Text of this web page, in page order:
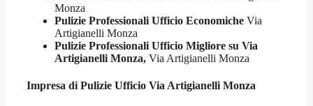
Monza
Pulizie Professionali Ufficio Economiche Via
Artigianelli Monza
Pulizie Professionali Ufficio Migliore su Via
Artigianelli Monza, Via Artigianelli Monza
Impresa di Pulizie Ufficio Via Artigianelli Monza